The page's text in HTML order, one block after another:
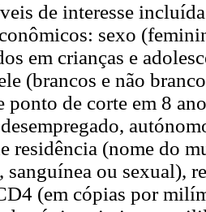
de interesse
sexo
em crianças e
(brancos e não
ponto de corte em 8
residência (nome do
sanguínea ou sexual),
(em cópias por